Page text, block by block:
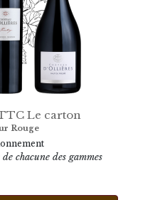
Le carton
Rouge
chacune des gammes